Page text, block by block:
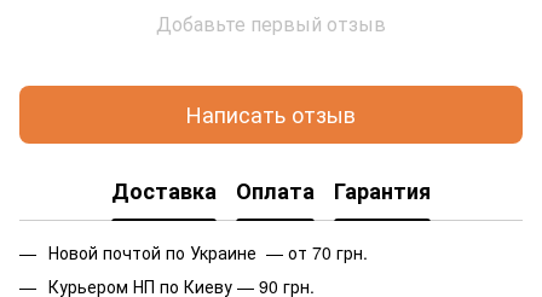
Добавьте первый отзыв
Написать отзыв
Доставка Оплата Гарантия
Новой почтой по Украине — от 70 грн.
Курьером НП по Киеву — 90 грн.